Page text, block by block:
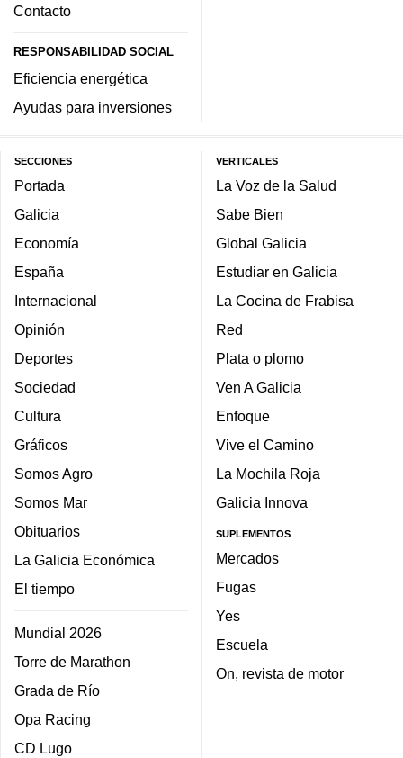
Contacto
RESPONSABILIDAD SOCIAL
Eficiencia energética
Ayudas para inversiones
SECCIONES
Portada
Galicia
Economía
España
Internacional
Opinión
Deportes
Sociedad
Cultura
Gráficos
Somos Agro
Somos Mar
Obituarios
La Galicia Económica
El tiempo
Mundial 2026
Torre de Marathon
Grada de Río
Opa Racing
CD Lugo
VERTICALES
La Voz de la Salud
Sabe Bien
Global Galicia
Estudiar en Galicia
La Cocina de Frabisa
Red
Plata o plomo
Ven A Galicia
Enfoque
Vive el Camino
La Mochila Roja
Galicia Innova
SUPLEMENTOS
Mercados
Fugas
Yes
Escuela
On, revista de motor